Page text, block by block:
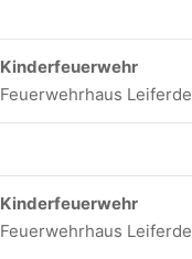
Kinderfeuerwehr
Feuerwehrhaus Leiferde
Kinderfeuerwehr
Feuerwehrhaus Leiferde